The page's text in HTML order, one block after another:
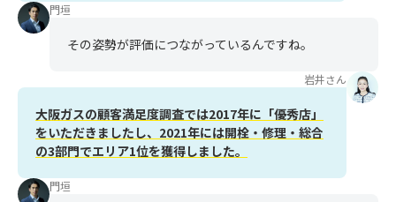
門垣
その姿勢が評価につながっているんですね。
岩井さん
大阪ガスの顧客満足度調査では2017年に「優秀店」
をいただきましたし、2021年には開栓・修理・総合
の3部門でエリア1位を獲得しました。
門垣